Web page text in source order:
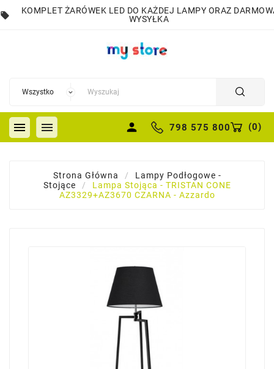
local_offer
KOMPLET ŻARÓWEK LED DO KAŻDEJ LAMPY ORAZ
WYSYŁKA
  person 798 575 800 (0)
Strona Główna
Lampy Podłogowe -
Stojące
Lampa Stojąca - TRISTAN CONE
AZ3329+AZ3670 CZARNA - Azzardo